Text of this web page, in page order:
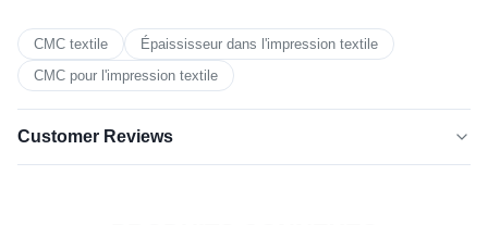
CMC textile
Épaississeur dans l'impression textile
CMC pour l'impression textile
Customer Reviews